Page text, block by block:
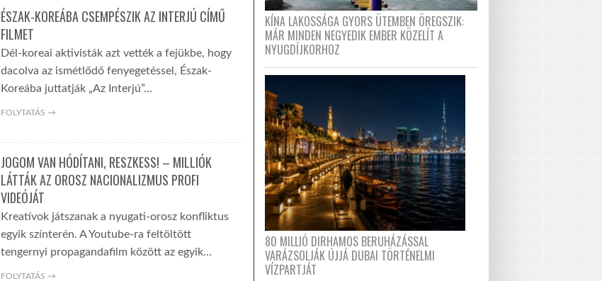
ÉSZAK-KOREÁBA CSEMPÉSZIK AZ INTERJÚ CÍMŰ
FILMET
Dél-koreai aktivisták azt vették a fejükbe, hogy
dacolva az ismétlődő fenyegetéssel, Észak-
Koreába juttatják „Az Interjú”…
FOLYTATÁS →
JOGOM VAN HÓDÍTANI, RESZKESS! – MILLIÓK
LÁTTÁK AZ OROSZ NACIONALIZMUS PROFI
VIDEÓJÁT
Kreatívok játszanak a nyugati-orosz konfliktus
egyik színterén. A Youtube-ra feltöltött
tengernyi propagandafilm között az egyik…
FOLYTATÁS →
KÍNA LAKOSSÁGA GYORS ÜTEMBEN ÖREGSZIK:
MÁR MINDEN NEGYEDIK EMBER KÖZELÍT A
NYUGDÍJKORHOZ
80 MILLIÓ DIRHAMOS BERUHÁZÁSSAL
VARÁZSOLJÁK ÚJJÁ DUBAI TÖRTÉNELMI
VÍZPARTJÁT